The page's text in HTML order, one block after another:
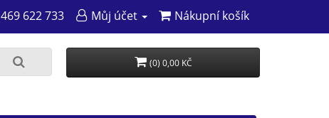
469 622 733 Můj účet Nákupní košík
(0) 0,00 KČ